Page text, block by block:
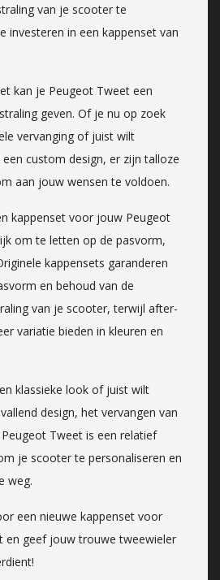
van je scooter te
investeren in een kappenset van
kan je Peugeot Tweet een
geven. Of je nu op zoek
vervanging of juist wilt
custom design, er zijn talloze
aan jouw wensen te voldoen.
kappenset voor jouw Peugeot
om te letten op de pasvorm,
kappensets garanderen
en behoud van de
van je scooter, terwijl after-
variatie bieden in kleuren en
klassieke look of juist wilt
design, het vervangen van
Tweet is een relatief
je scooter te personaliseren en
weg.
een nieuwe kappenset voor
en geef jouw trouwe tweewieler